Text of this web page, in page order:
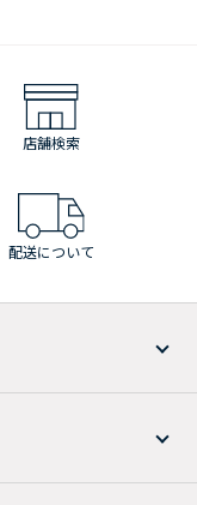
店舗検索
配送について